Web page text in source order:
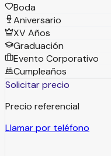
Boda
Aniversario
XV Años
Graduación
Evento Corporativo
Cumpleaños
Solicitar precio
Precio referencial
Llamar por teléfono